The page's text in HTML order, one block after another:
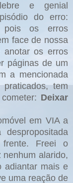
e genial
do erro:
pois os erros
face de nossa
anotar os erros
páginas de um
a mencionada
tem
Deixar
em VIA a
Freei o
nenhum alarido,
adiantar mais e
uma reação de